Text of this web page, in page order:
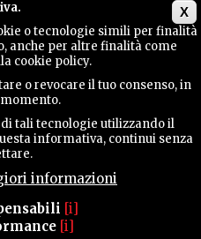
X
o tecnologie simili per finalità
anche per altre finalità come
cookie policy.
o revocare il tuo consenso, in
tali tecnologie utilizzando il
informativa, continui senza
informazioni
[i]
[i]